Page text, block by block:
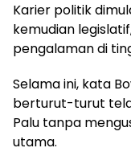
Karier politik
kemudian
pengalaman di
Selama ini, kata
berturut-turut
Palu tanpa
utama.